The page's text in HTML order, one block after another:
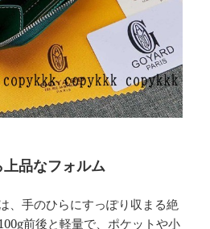
品なフォルム
、手のひらにすっぽり収まる絶
前後と軽量で、ポケットや小